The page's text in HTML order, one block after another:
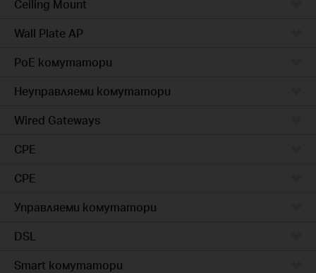
Ceiling Mount
Wall Plate AP
PoE комутатори
Неуправляеми комутатори
Wired Gateways
CPE
CPE
Управляеми комутатори
DSL
Smart комутатори